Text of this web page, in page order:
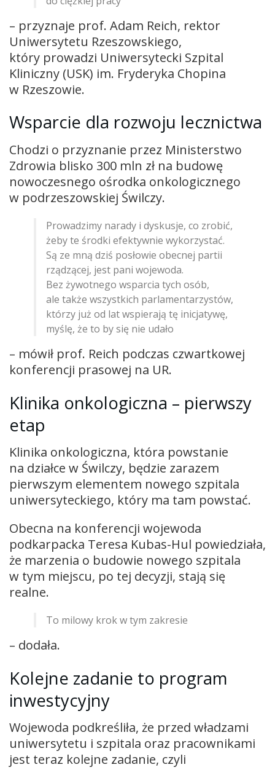
– przyznaje prof. Adam Reich, rektor
Uniwersytetu Rzeszowskiego,
który prowadzi Uniwersytecki Szpital
Kliniczny (USK) im. Fryderyka Chopina
w Rzeszowie.
Wsparcie dla rozwoju lecznictwa
Chodzi o przyznanie przez Ministerstwo
Zdrowia blisko 300 mln zł na budowę
nowoczesnego ośrodka onkologicznego
w podrzeszowskiej Świlczy.
Prowadzimy narady i dyskusje, co zrobić,
żeby te środki efektywnie wykorzystać.
Są ze mną dziś posłowie obecnej partii
rządzącej, jest pani wojewoda.
Bez żywotnego wsparcia tych osób,
ale także wszystkich parlamentarzystów,
którzy już od lat wspierają tę inicjatywę,
myślę, że to by się nie udało
– mówił prof. Reich podczas czwartkowej
konferencji prasowej na UR.
Klinika onkologiczna – pierwszy
etap
Klinika onkologiczna, która powstanie
na działce w Świlczy, będzie zarazem
pierwszym elementem nowego szpitala
uniwersyteckiego, który ma tam powstać.
Obecna na konferencji wojewoda
podkarpacka Teresa Kubas-Hul powiedziała,
że marzenia o budowie nowego szpitala
w tym miejscu, po tej decyzji, stają się
realne.
To milowy krok w tym zakresie
– dodała.
Kolejne zadanie to program
inwestycyjny
Wojewoda podkreśliła, że przed władzami
uniwersytetu i szpitala oraz pracownikami
jest teraz kolejne zadanie, czyli